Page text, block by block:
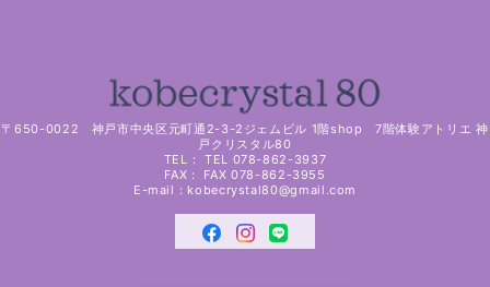
〒650-0022 神戸市中央区元町通2-3-2ジェムビル 1階shop 7階体験アトリエ 神
戸クリスタル80
TEL： TEL 078-862-3937
FAX： FAX 078-862-3955
E-mail： kobecrystal80@gmail.com